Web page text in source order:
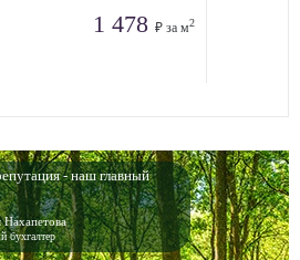
1 478 ₽ за м2
- наш главный
Нахапетова
бухгалтер